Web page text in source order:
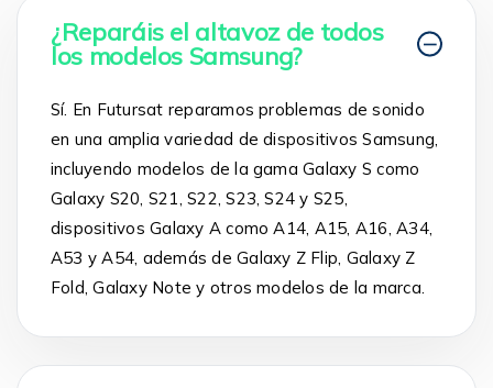
¿Reparáis el altavoz de todos
los modelos Samsung?
Sí. En Futursat reparamos problemas de sonido
en una amplia variedad de dispositivos Samsung,
incluyendo modelos de la gama Galaxy S como
Galaxy S20, S21, S22, S23, S24 y S25,
dispositivos Galaxy A como A14, A15, A16, A34,
A53 y A54, además de Galaxy Z Flip, Galaxy Z
Fold, Galaxy Note y otros modelos de la marca.